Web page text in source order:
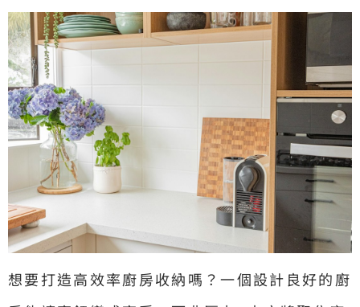
想要打造高效率廚房收納嗎？一個設計良好的廚